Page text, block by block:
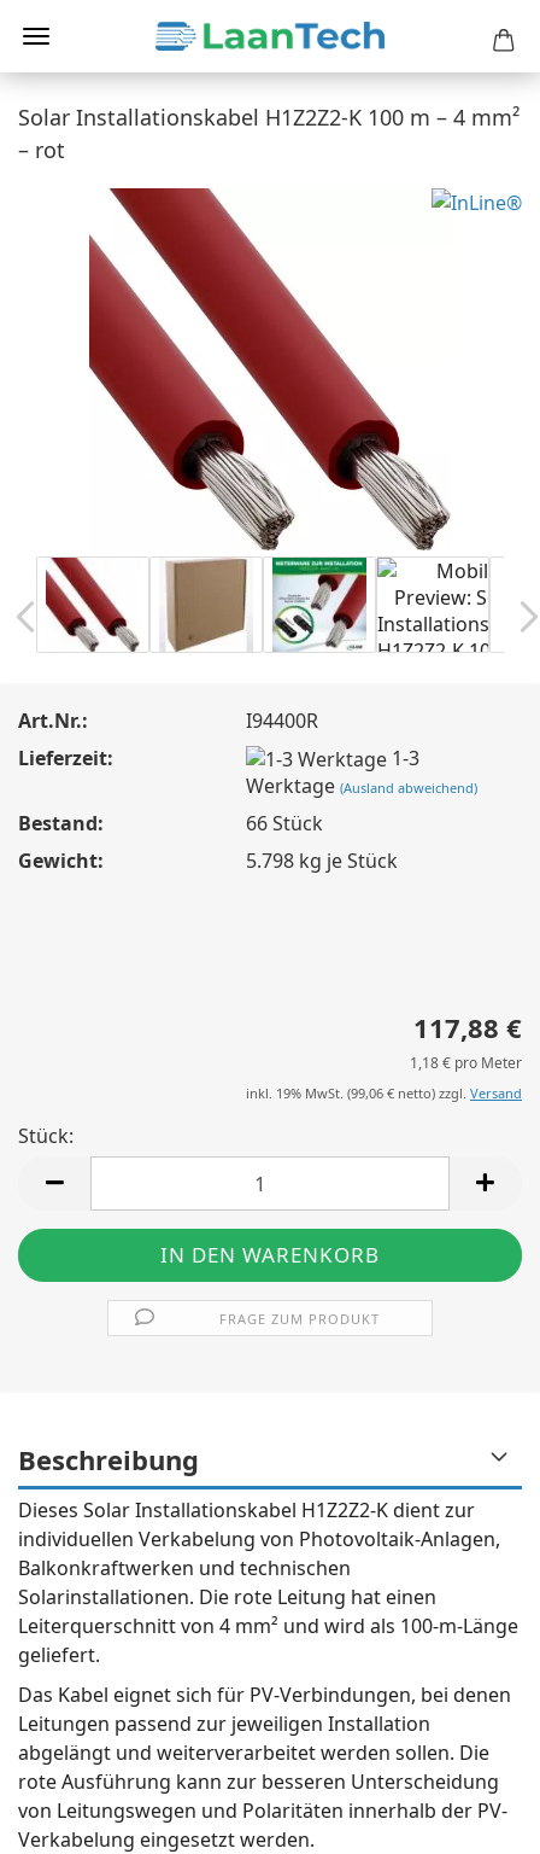
Solar Installationskabel H1Z2Z2-K 100 m – 4 mm²
– rot
Art.Nr.:
I94400R
Lieferzeit:
1-3
Werktage(Ausland abweichend)
Bestand: 66Stück
Gewicht:
5.798 kg je Stück
117,88 €
1,18 € pro Meter
inkl. 19% MwSt. (99,06 € netto) zzgl. Versand
Stück:
FRAGE ZUM PRODUKT
Beschreibung
Dieses Solar Installationskabel H1Z2Z2-K dient zur
individuellen Verkabelung von Photovoltaik-Anlagen,
Balkonkraftwerken und technischen
Solarinstallationen. Die rote Leitung hat einen
Leiterquerschnitt von 4 mm² und wird als 100-m-Länge
geliefert.
Das Kabel eignet sich für PV-Verbindungen, bei denen
Leitungen passend zur jeweiligen Installation
abgelängt und weiterverarbeitet werden sollen. Die
rote Ausführung kann zur besseren Unterscheidung
von Leitungswegen und Polaritäten innerhalb der PV-
Verkabelung eingesetzt werden.